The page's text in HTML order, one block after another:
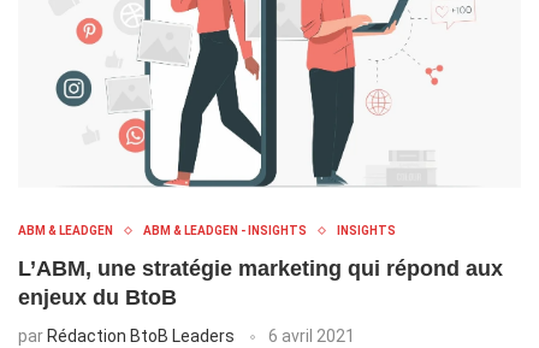
ABM & LEADGEN ABM & LEADGEN - INSIGHTS INSIGHTS
L’ABM, une stratégie marketing qui répond aux
enjeux du BtoB
par Rédaction BtoB Leaders 6 avril 2021